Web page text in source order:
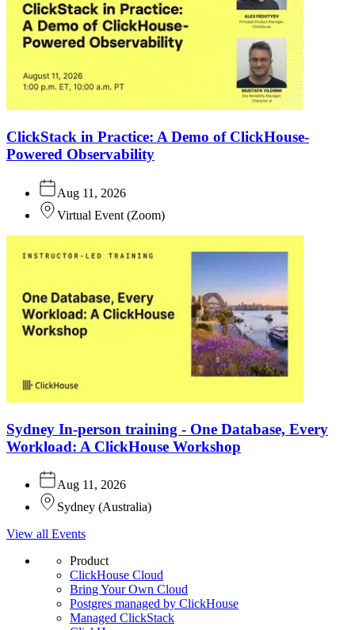
ClickStack in Practice: A Demo of ClickHouse-
Powered Observability
Aug 11, 2026
Virtual Event (Zoom)
Sydney In-person training - One Database, Every
Workload: A ClickHouse Workshop
Aug 11, 2026
Sydney (Australia)
View all Events
Product
ClickHouse Cloud
Bring Your Own Cloud
Postgres managed by ClickHouse
Managed ClickStack